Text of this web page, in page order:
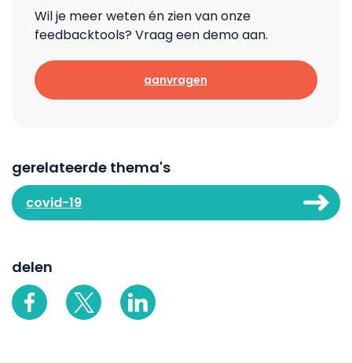
Wil je meer weten én zien van onze
feedbacktools? Vraag een demo aan.
aanvragen
gerelateerde thema's
covid-19
delen